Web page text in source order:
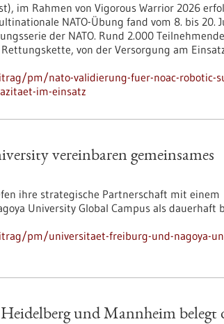
im Rahmen von Vigorous Warrior 2026
NATO-Übung fand vom 8. bis 20.
der NATO. Rund 2.000
von der Versorgung am
pm/nato-validierung-fuer-noac-robotic-
im-einsatz
vereinbaren gemeinsames
ihre strategische Partnerschaft mit einem
University Global Campus als dauerhaft
pm/universitaet-freiburg-und-nagoya-
und Mannheim belegt